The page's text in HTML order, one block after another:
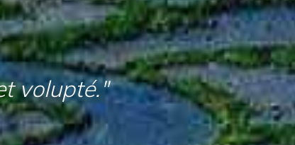
volupté."